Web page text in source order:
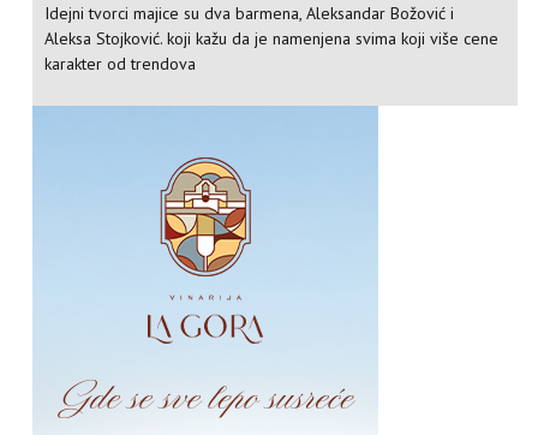
Idejni tvorci majice su dva barmena, Aleksandar Božović i
Aleksa Stojković. koji kažu da je namenjena svima koji više cene
karakter od trendova